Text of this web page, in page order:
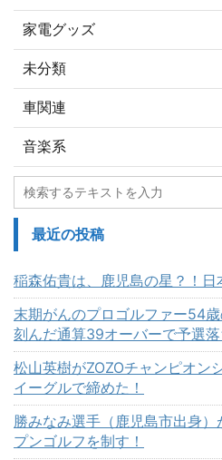
家電グッズ
未分類
車関連
音楽系
最近の投稿
稲森佑貴は、鹿児島の星？！日
末期がんのプロゴルファー54
刻んだ通算39オーバーで予選落
松山英樹がZOZOチャンピオン
イーグルで締めた！
勝みなみ選手（鹿児島市出身
プンゴルフを制す！